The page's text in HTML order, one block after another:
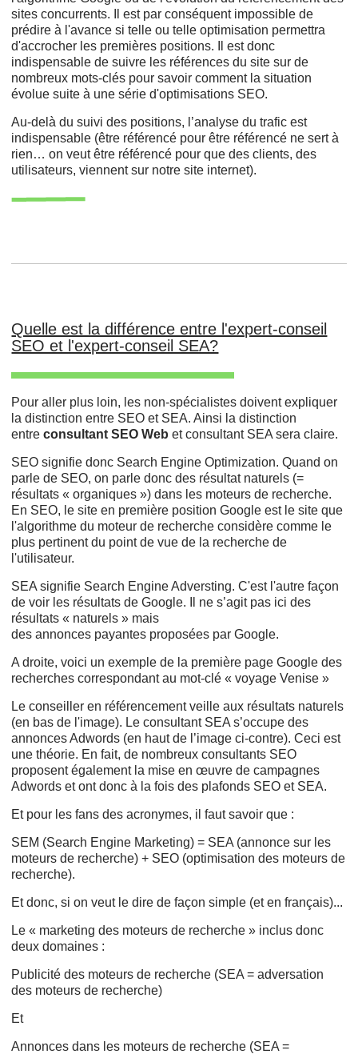
sites concurrents. Il est par conséquent impossible de
prédire à l'avance si telle ou telle optimisation permettra
d'accrocher les premières positions. Il est donc
indispensable de suivre les références du site sur de
nombreux mots-clés pour savoir comment la situation
évolue suite à une série d'optimisations SEO.
Au-delà du suivi des positions, l’analyse du trafic est
indispensable (être référencé pour être référencé ne sert à
rien… on veut être référencé pour que des clients, des
utilisateurs, viennent sur notre site internet).
Quelle est la différence entre l'expert-conseil
SEO et l'expert-conseil SEA?
Pour aller plus loin, les non-spécialistes doivent expliquer
la distinction entre SEO et SEA. Ainsi la distinction
entreconsultant SEO Web et consultant SEA sera claire.
SEO signifie donc Search Engine Optimization. Quand on
parle de SEO, on parle donc des résultat naturels (=
résultats « organiques ») dans les moteurs de recherche.
En SEO, le site en première position Google est le site que
l'algorithme du moteur de recherche considère comme le
plus pertinent du point de vue de la recherche de
l'utilisateur.
SEA signifie Search Engine Adversting. C'est l'autre façon
de voir les résultats de Google. Il ne s’agit pas ici des
résultats « naturels » mais
des annonces payantes proposées par Google.
A droite, voici un exemple de la première page Google des
recherches correspondant au mot-clé « voyage Venise »
Le conseiller en référencement veille aux résultats naturels
(en bas de l'image). Le consultant SEA s’occupe des
annonces Adwords (en haut de l’image ci-contre). Ceci est
une théorie. En fait, de nombreux consultants SEO
proposent également la mise en œuvre de campagnes
Adwords et ont donc à la fois des plafonds SEO et SEA.
Et pour les fans des acronymes, il faut savoir que :
SEM (Search Engine Marketing) = SEA (annonce sur les
moteurs de recherche) + SEO (optimisation des moteurs de
recherche).
Et donc, si on veut le dire de façon simple (et en français)...
Le « marketing des moteurs de recherche » inclus donc
deux domaines :
Publicité des moteurs de recherche (SEA = adversation
des moteurs de recherche)
Et
Annonces dans les moteurs de recherche (SEA =